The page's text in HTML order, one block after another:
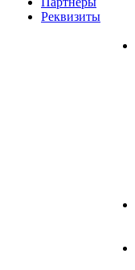
Реквизиты